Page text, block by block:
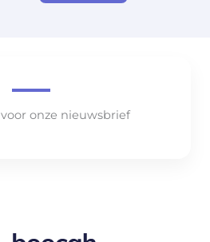
onze nieuwsbrief